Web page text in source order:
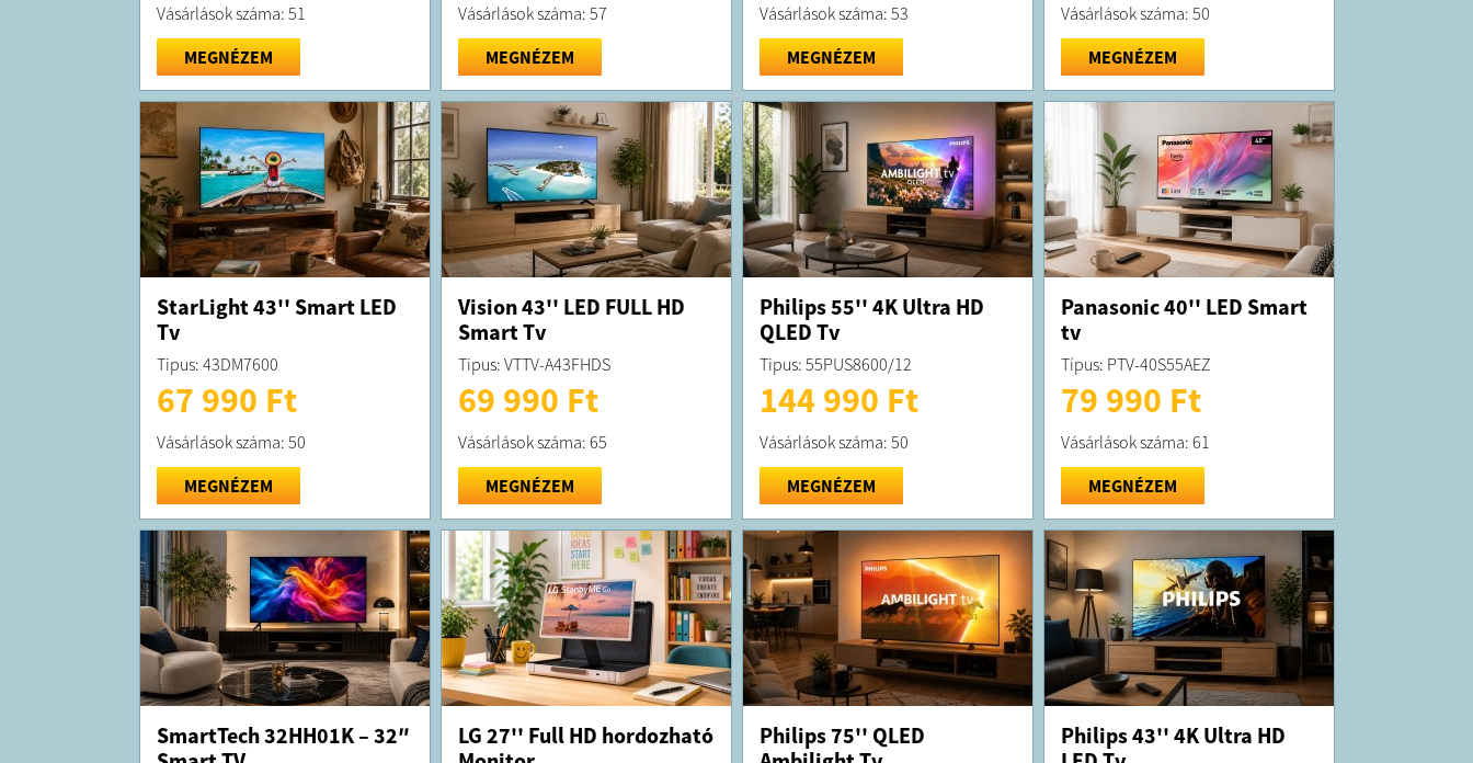
Vásárlások száma: 51
MEGNÉZEM
Vásárlások száma: 57
MEGNÉZEM
Vásárlások száma: 53
MEGNÉZEM
Vásárlások száma: 50
MEGNÉZEM
StarLight 43'' Smart LED
Tv
Tipus: 43DM7600
67 990 Ft
Vásárlások száma: 50
MEGNÉZEM
Vision 43'' LED FULL HD
Smart Tv
Tipus: VTTV-A43FHDS
69 990 Ft
Vásárlások száma: 65
MEGNÉZEM
Philips 55'' 4K Ultra HD
QLED Tv
Tipus: 55PUS8600/12
144 990 Ft
Vásárlások száma: 50
MEGNÉZEM
Panasonic 40'' LED Smart
tv
Típus: PTV-40S55AEZ
79 990 Ft
Vásárlások száma: 61
MEGNÉZEM
SmartTech 32HH01K – 32″
LG 27'' Full HD hordozható
Philips 75'' QLED
Philips 43'' 4K Ultra HD